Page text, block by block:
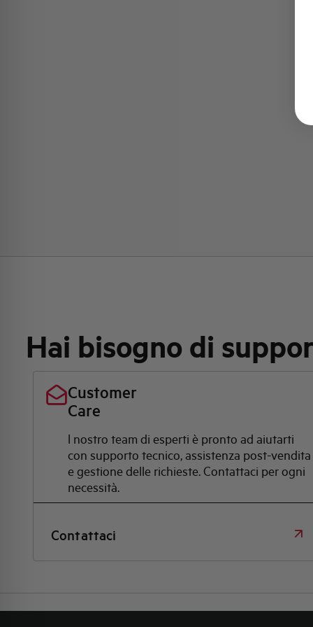
Hai bisogno di
Customer
Care
l nostro team di esperti è pronto ad aiutarti
con supporto tecnico, assistenza post-vendita
e gestione delle richieste. Contattaci per ogni
necessità.
Contattaci